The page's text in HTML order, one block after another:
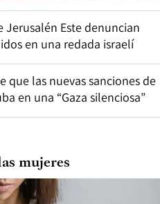
Jerusalén Este denuncian
en una redada israelí
que las nuevas sanciones de
en una “Gaza silenciosa”
mujeres